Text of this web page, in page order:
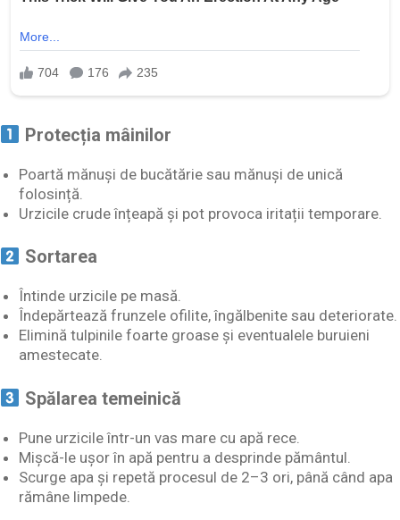
Protecția mâinilor
Poartă mănuși de bucătărie sau mănuși de unică
folosință.
Urzicile crude înțeapă și pot provoca iritații temporare.
Sortarea
Întinde urzicile pe masă.
Îndepărtează frunzele ofilite, îngălbenite sau deteriorate.
Elimină tulpinile foarte groase și eventualele buruieni
amestecate.
Spălarea temeinică
Pune urzicile într-un vas mare cu apă rece.
Mișcă-le ușor în apă pentru a desprinde pământul.
Scurge apa și repetă procesul de 2–3 ori, până când apa
rămâne limpede.